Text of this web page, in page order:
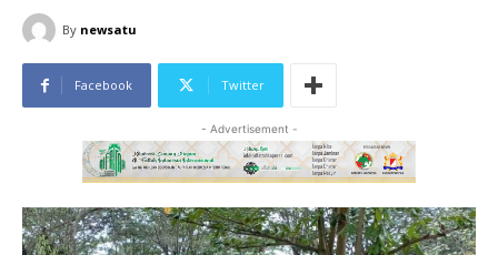
By newsatu
Facebook Twitter
- Advertisement -